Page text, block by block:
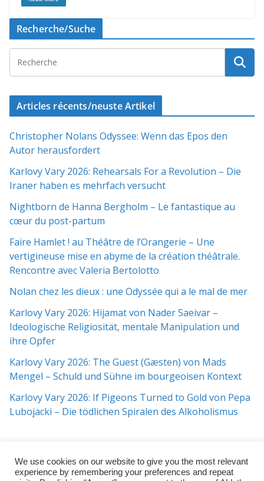
Recherche/Suche
Articles récents/neuste Artikel
Christopher Nolans Odyssee: Wenn das Epos den
Autor herausfordert
Karlovy Vary 2026: Rehearsals For a Revolution – Die
Iraner haben es mehrfach versucht
Nightborn de Hanna Bergholm – Le fantastique au
cœur du post-partum
Faire Hamlet ! au Théâtre de l’Orangerie – Une
vertigineuse mise en abyme de la création théâtrale.
Rencontre avec Valeria Bertolotto
Nolan chez les dieux : une Odyssée qui a le mal de mer
Karlovy Vary 2026: Hijamat von Nader Saeivar​​ –
Ideologische Religiosität, mentale Manipulation und
ihre Opfer
Karlovy Vary 2026: The Guest (Gæsten) von Mads
Mengel – Schuld und Sühne im bourgeoisen Kontext
Karlovy Vary 2026: If Pigeons Turned to Gold von Pepa
Lubojacki – Die tödlichen Spiralen des Alkoholismus
We use cookies on our website to give you the most relevant
experience by remembering your preferences and repeat